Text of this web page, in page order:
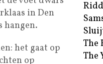
in Den
hangen.
het gaat op
op
The
The